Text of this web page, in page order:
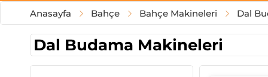
Anasayfa Bahçe Bahçe Makineleri Dal
Dal Budama Makineleri